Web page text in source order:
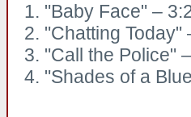
"Baby Face" –
"Chatting Today"
"Call the Police"
"Shades of a